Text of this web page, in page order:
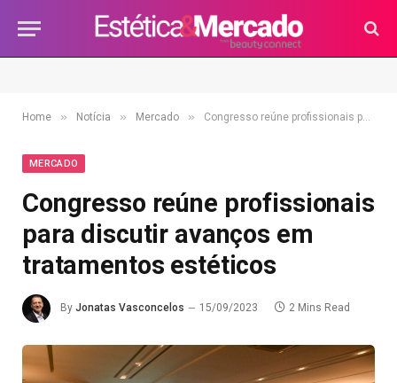
Home » Notícia » Mercado » Congresso reúne profissionais para discutir avanços em tratamentos estéticos
MERCADO
Congresso reúne profissionais
para discutir avanços em
tratamentos estéticos
By Jonatas Vasconcelos 15/09/2023 2 Mins Read